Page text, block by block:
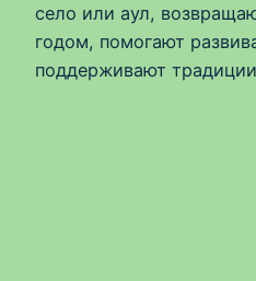
село или аул,
годом, помогают
поддерживают